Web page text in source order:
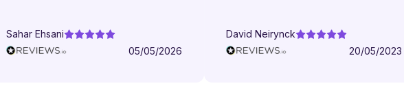
Sahar Ehsani
05/05/2026
David Neirynck
20/05/2023